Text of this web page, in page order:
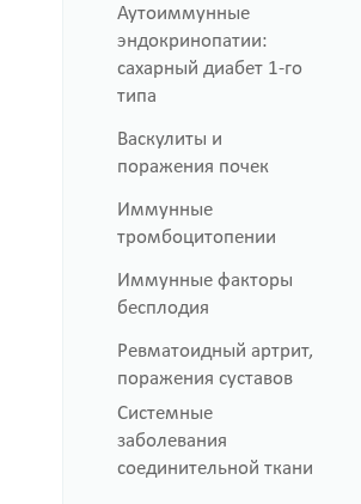
Аутоиммунные
эндокринопатии:
сахарный диабет 1-го
типа
Васкулиты и
поражения почек
Иммунные
тромбоцитопении
Иммунные факторы
бесплодия
Ревматоидный артрит,
поражения суставов
Системные
заболевания
соединительной ткани